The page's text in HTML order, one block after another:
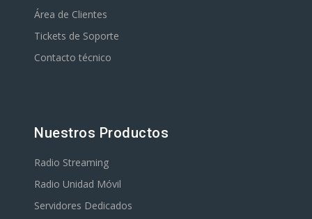
Área de Clientes
Tickets de Soporte
Contacto técnico
Nuestros Productos
Radio Streaming
Radio Unidad Móvil
Servidores Dedicados